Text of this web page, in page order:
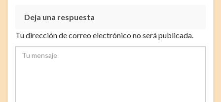
Deja una respuesta
Tu dirección de correo electrónico no será publicada.